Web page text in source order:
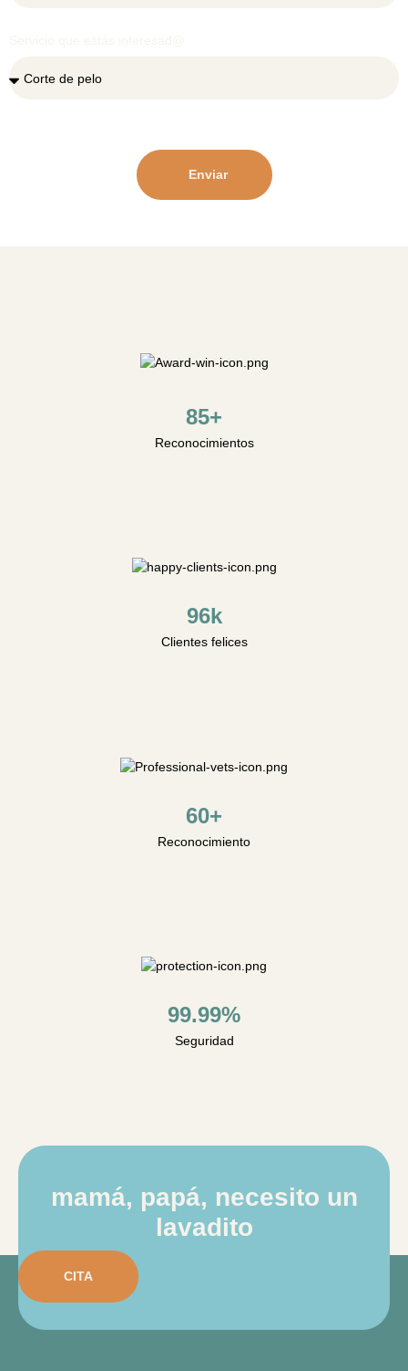
Enviar
85+
Reconocimientos
96k
Clientes felices
60+
Reconocimiento
99.99%
Seguridad
mamá, papá, necesito un
lavadito
CITA